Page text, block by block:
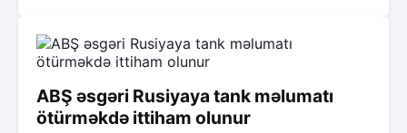
ABŞ əsgəri Rusiyaya tank məlumatı
ötürməkdə ittiham olunur